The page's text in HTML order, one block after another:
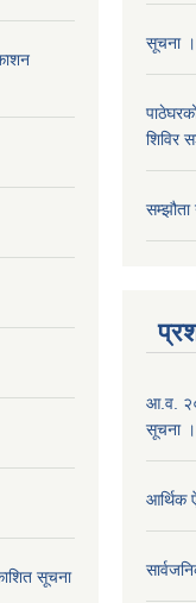
सूचना
सूचना
शिविर
आ.व.
सूचना ।
आर्थिक